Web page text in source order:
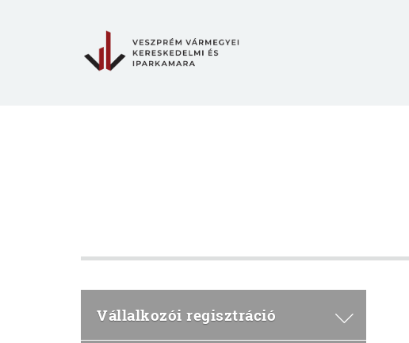
Vállalkozói regisztráció